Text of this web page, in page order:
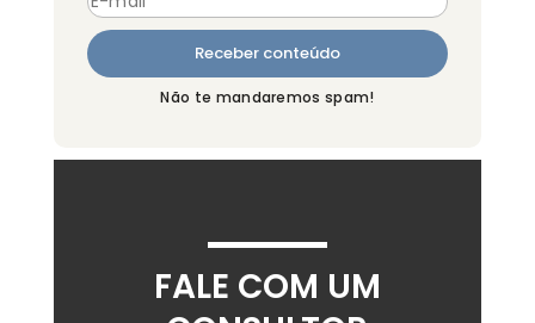
Não te mandaremos spam!
FALE COM UM